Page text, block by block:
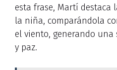
esta frase, Martí destaca
la niña, comparándola
el viento, generando
y paz.